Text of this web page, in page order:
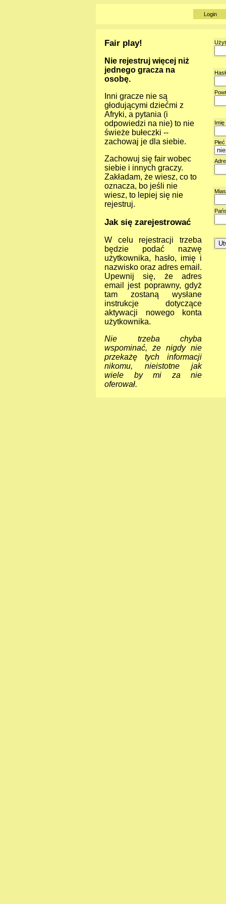
Login
Fair play!
Nie rejestruj więcej niż
jednego gracza na
osobę.
Inni gracze nie są
głodującymi dziećmi z
Afryki, a pytania (i
odpowiedzi na nie) to nie
świeże bułeczki --
zachowaj je dla siebie.
Zachowuj się fair wobec
siebie i innych graczy.
Zakładam, że wiesz, co to
oznacza, bo jeśli nie
wiesz, to lepiej się nie
rejestruj.
Jak się zarejestrować
W celu rejestracji trzeba
będzie podać nazwę
użytkownika, hasło, imię i
nazwisko oraz adres email.
Upewnij się, że adres
email jest poprawny, gdyż
tam zostaną wysłane
instrukcje dotyczące
aktywacji nowego konta
użytkownika.
Nie trzeba chyba
wspominać, że nigdy nie
przekażę tych informacji
nikomu, nieistotne jak
wiele by mi za nie
oferował.
Płeć